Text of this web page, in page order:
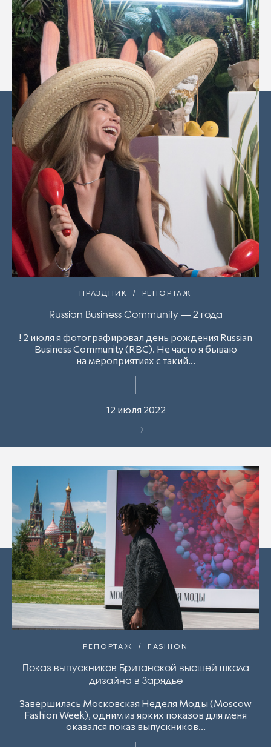
ПРАЗДНИК РЕПОРТАЖ
Russian Business Community — 2 года
! 2 июля я фотографировал день рождения Russian
Business Community (RBC). Не часто я бываю
на мероприятиях с такий...
12 июля 2022
РЕПОРТАЖ FASHION
Показ выпускников Британской высшей школа
дизайна в Зарядье
Завершилась Московская Неделя Моды (Moscow
Fashion Week), одним из ярких показов для меня
оказался показ выпускников...